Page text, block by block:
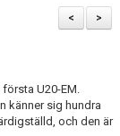
>
<
U20-EM.
känner sig hundra
och den är